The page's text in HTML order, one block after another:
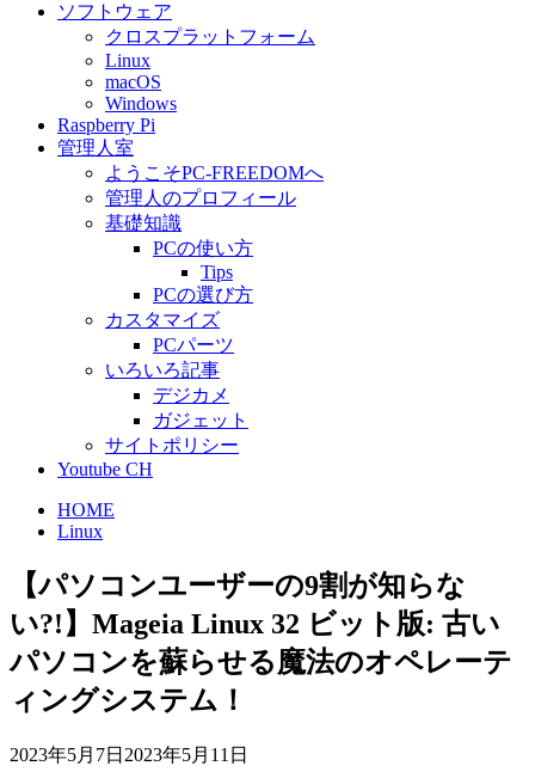
ソフトウェア
クロスプラットフォーム
Linux
macOS
Windows
Raspberry Pi
管理人室
ようこそPC-FREEDOMへ
管理人のプロフィール
基礎知識
PCの使い方
Tips
PCの選び方
カスタマイズ
PCパーツ
いろいろ記事
デジカメ
ガジェット
サイトポリシー
Youtube CH
HOME
Linux
【パソコンユーザーの9割が知らな
い?!】Mageia Linux 32 ビット版: 古い
パソコンを蘇らせる魔法のオペレーテ
ィングシステム！
2023年5月7日 2023年5月11日